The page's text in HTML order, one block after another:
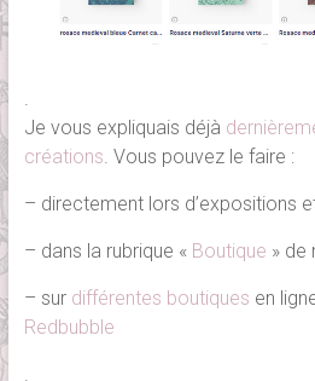
.
Je vous expliquais déjà
créations. Vous pouvez le faire :
– directement lors d’expositions
– dans la rubrique « Boutique » de
– sur différentes boutiques en
Redbubble
.